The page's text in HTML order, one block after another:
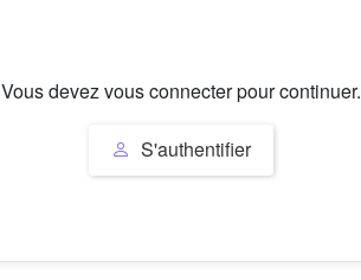
Vous devez vous connecter pour continuer.
S'authentifier